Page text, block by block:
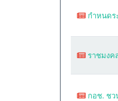
กำหนดร
ราชมงค
กอช. ชว